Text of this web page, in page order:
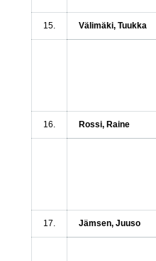
15. Välimäki, Tuukka
16. Rossi, Raine
17. Jämsen, Juuso